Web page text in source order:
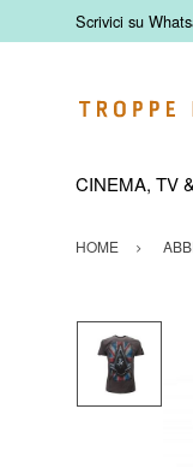
Scrivici su
CINEMA, TV
HOME